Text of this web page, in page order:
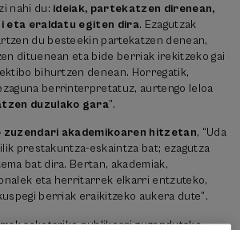
nahi du: ideiak, partekatzen direnean,
eta eraldatu egiten dira. Ezagutzak
du besteekin partekatzen denean,
dituenean eta bide berriak irekitzeko gai
bihurtzen denean. Horregatik,
berrinterpretatuz, aurtengo leloa
duzulako gara”.
zuzendari akademikoaren hitzetan, “Uda
prestakuntza-eskaintza bat; ezagutza
bat dira. Bertan, akademiak,
eta herritarrek elkarri entzuteko,
berriak eraikitzeko aukera dute”.
askotariko publikoari zuzendutako